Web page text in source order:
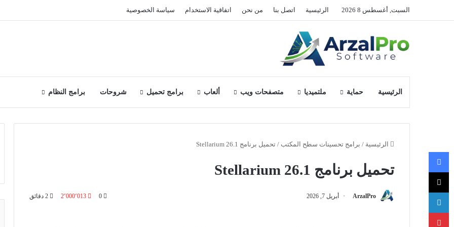
السبت, أغسطس 8 2026 الرئيسية اتصل بنا من نحن اتفاقية الاستخدام سياسة الخصوصية
الرئيسية حماية ملتميديا متصفحات ويب ألعاب برامج تحميل شروحات
برامج النظام
الرئيسية / برامج تحسينات سطح المكتب / تحميل برنامج Stellarium 26.1
تحميل برنامج Stellarium 26.1
ArzalPro أبريل 7, 2026 0 2٬000٬013
فيسبوك
‫X
لينكدإن
بينتيريست